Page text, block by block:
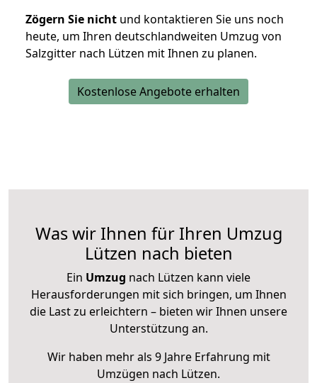
Zögern Sie nicht und kontaktieren Sie uns noch
heute, um Ihren deutschlandweiten Umzug von
Salzgitter nach Lützen mit Ihnen zu planen.
Kostenlose Angebote erhalten
Was wir Ihnen für Ihren Umzug
Lützen nach bieten
Ein Umzug nach Lützen kann viele
Herausforderungen mit sich bringen, um Ihnen
die Last zu erleichtern – bieten wir Ihnen unsere
Unterstützung an.
Wir haben mehr als 9 Jahre Erfahrung mit
Umzügen nach Lützen.